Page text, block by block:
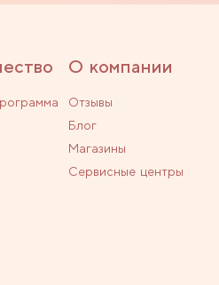
О компании
Отзывы
Блог
Магазины
Сервисные центры